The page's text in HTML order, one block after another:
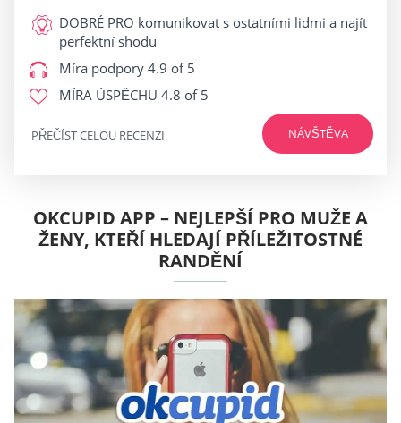
DOBRÉ PRO komunikovat s ostatními lidmi a najít
perfektní shodu
Míra podpory 4.9 of 5
MÍRA ÚSPĚCHU 4.8 of 5
NÁVŠTĚVA
PŘEČÍST CELOU RECENZI
OKCUPID APP – NEJLEPŠÍ PRO MUŽE A
ŽENY, KTEŘÍ HLEDAJÍ PŘÍLEŽITOSTNÉ
RANDĚNÍ